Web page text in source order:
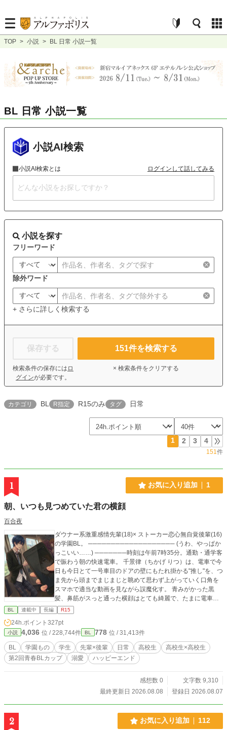
TOP > 小説 > BL 日常 小説一覧
BL 日常 小説一覧
小説AI検索
小説AI検索とは ログインして話してみる
小説を探す
フリーワード
除外ワード
+ さらに詳しく検索する
保存する
検索条件の保存には ロ
グインが必要です。
151件を検索する
× 検索条件をクリアする
カテゴリ BL R指定 R15のみ タグ 日常
1 2 3 4
151件
1 お気に入り追加 1
朝、いつも見つめていた君の横顔
百合夜
ダウナー系激重感情先輩(18)× ストーカー恋心無自覚後輩(16)
の学園BL。 ─────────────────── (うわ、やっぱか
っこいい……) ───────時刻は午前7時35分。通勤・通学客
で賑わう朝の快速電車。 千景律（ちかげ りつ）は、電車で今
日も今日とて一号車目のドアの壁にもたれ掛かる"推し"を、つ
ま先から頭までまじまじと眺めて思わず上がっていく口角を
スマホで適当な動画を見ながら誤魔化す。 青みがかった黒
髪、鼻筋がスっと通った横顔はとても綺麗で、たまに電車の
揺れに合わせて長めの髪の毛の隙間から不意に見える沢山の
ピアスとのギャップにドキドキが止まらない。 ワイヤレスの
イヤホンからたまに漏れ出て聞こえてくる音楽はハードロッ
ク系。クール系の涼し気な見た目に反してそこもいい。 身長
は高め。絶対１８０cm以上はあるだろう。たまにつり革に頭
が当たって眉間に皺を寄せているのを見て、思わず笑いそう
になるのを何度堪えたか。 ───────嗚呼、本当にかっこい
高校の受験に取り組む真面目な少年だった。 そんなある日、
惚れしてしまう(本人はあくまでもアイドルを追っかけている
という心境らしい) それからというものの、律は受験を投げ捨
BL 連載中 長編 R15
24h.ポイント 327pt
小説 4,036 位 / 228,744件 BL 778 位 / 31,413件
BL 学園もの 学生 先輩×後輩 日常 高校生
高校生×高校生
第2回青春BLカップ
溺愛 ハッピーエンド
感想数 0
文字数 9,310
最終更新日 2026.08.08
登録日 2026.08.07
2 お気に入り追加 112